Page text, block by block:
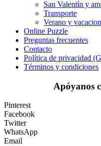
Verano y vacaciones
Libros para colorear para niños
Nezaradené
San Valentín y
Transporte
Verano y
Online Puzzle
Preguntas frecuentes
Contacto
Política de privacidad
Términos y condiciones
Apóyanos
Pinterest
Facebook
Twitter
WhatsApp
Email